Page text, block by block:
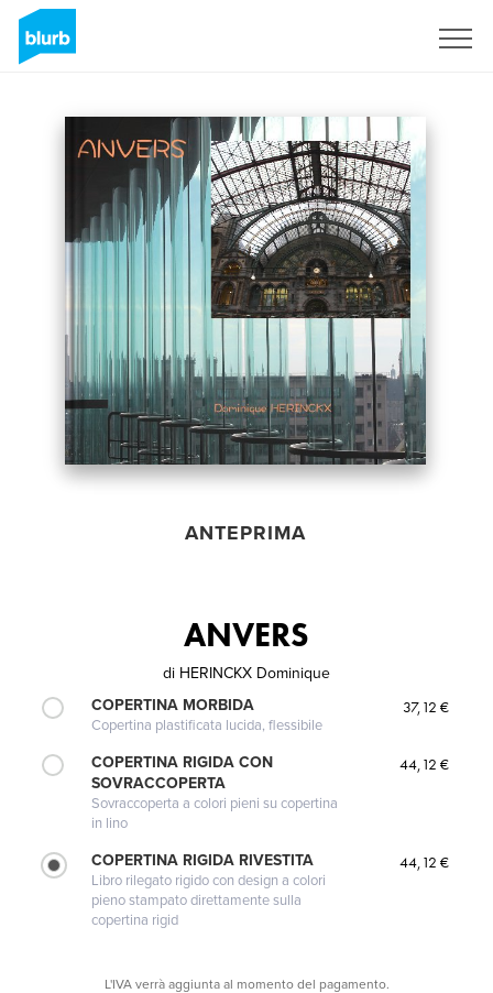
ANTEPRIMA
ANVERS
di HERINCKX Dominique
COPERTINA MORBIDA
Copertina plastificata lucida, flessibile
37,12 €
COPERTINA RIGIDA CON
SOVRACCOPERTA
Sovraccoperta a colori pieni su copertina
in lino
44,12 €
COPERTINA RIGIDA RIVESTITA
Libro rilegato rigido con design a colori
pieno stampato direttamente sulla
copertina rigid
44,12 €
L'IVA verrà aggiunta al momento del pagamento.